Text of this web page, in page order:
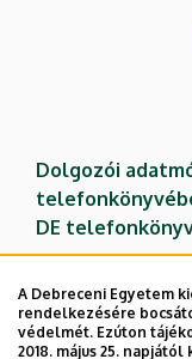
Dolgozói
DE
A Debreceni Egyetem
rendelkezésére
védelmét. Ezúton
2018. május 25.